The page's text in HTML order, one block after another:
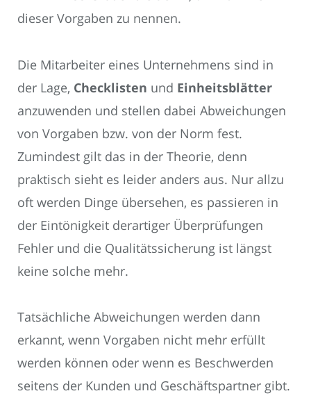
dieser Vorgaben zu nennen.
Die Mitarbeiter eines Unternehmens sind in
der Lage, Checklisten und Einheitsblätter
anzuwenden und stellen dabei Abweichungen
von Vorgaben bzw. von der Norm fest.
Zumindest gilt das in der Theorie, denn
praktisch sieht es leider anders aus. Nur allzu
oft werden Dinge übersehen, es passieren in
der Eintönigkeit derartiger Überprüfungen
Fehler und die Qualitätssicherung ist längst
keine solche mehr.
Tatsächliche Abweichungen werden dann
erkannt, wenn Vorgaben nicht mehr erfüllt
werden können oder wenn es Beschwerden
seitens der Kunden und Geschäftspartner gibt.